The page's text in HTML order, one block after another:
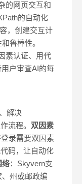
的网页交互和
的自动化
，创建交互计
鲁棒性。
素认证、用代
户审查AI的每
解决
流程。 双因素
录需要双因素
码，让自动化
络：Skyvern支
州或邮政编